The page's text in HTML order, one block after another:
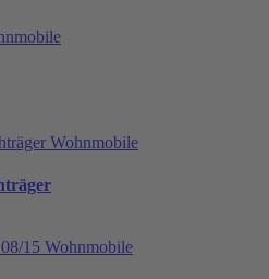
Wohnmobile
Wohnmobile